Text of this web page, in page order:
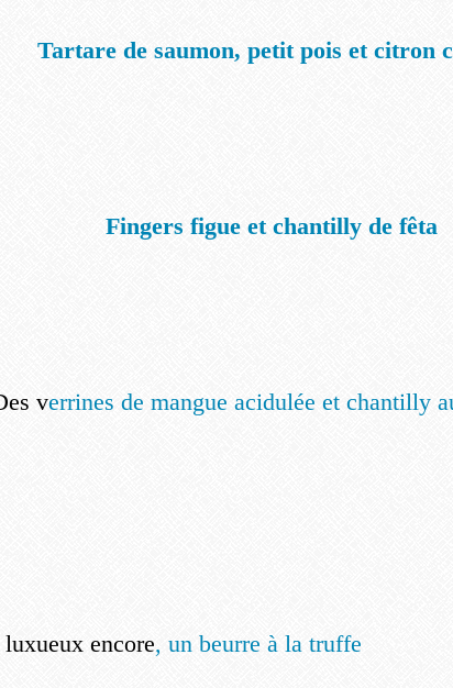
Tartare de saumon, petit pois et citron
Fingers figue et chantilly de fêta
verrines de mangue acidulée et chantilly
encore, un beurre à la truffe